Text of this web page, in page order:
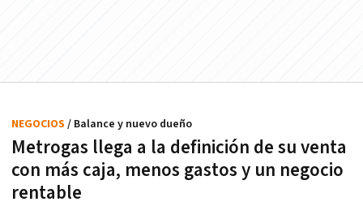
Metrogas llega a la definición de su venta
con más caja, menos gastos y un negocio
rentable
NEGOCIOS / Balance y nuevo dueño